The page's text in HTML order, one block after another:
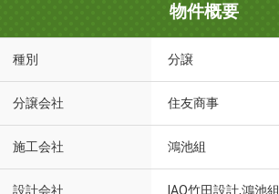
物件概要
種別 分譲
分譲会社 住友商事
施工会社 鴻池組
IAO竹田設計,鴻池組